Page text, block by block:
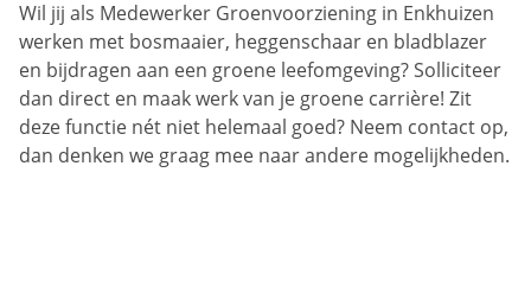
Wil jij als Medewerker Groenvoorziening in Enkhuizen
werken met bosmaaier, heggenschaar en bladblazer
en bijdragen aan een groene leefomgeving? Solliciteer
dan direct en maak werk van je groene carrière! Zit
deze functie nét niet helemaal goed? Neem contact op,
dan denken we graag mee naar andere mogelijkheden.